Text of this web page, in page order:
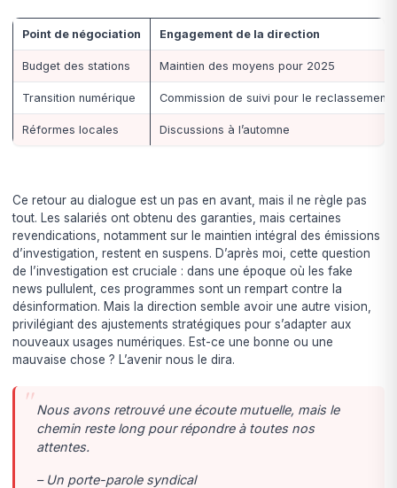
Point de négociation Engagement de la direction
Budget des stations Maintien des moyens pour 2025
Transition numérique Commission de suivi pour le reclassement
Réformes locales Discussions à l’automne
Ce retour au dialogue est un pas en avant, mais il ne règle pas
tout. Les salariés ont obtenu des garanties, mais certaines
revendications, notamment sur le maintien intégral des émissions
d’investigation, restent en suspens. D’après moi, cette question
de l’investigation est cruciale : dans une époque où les fake
news pullulent, ces programmes sont un rempart contre la
désinformation. Mais la direction semble avoir une autre vision,
privilégiant des ajustements stratégiques pour s’adapter aux
nouveaux usages numériques. Est-ce une bonne ou une
mauvaise chose ? L’avenir nous le dira.
Nous avons retrouvé une écoute mutuelle, mais le
chemin reste long pour répondre à toutes nos
attentes.
– Un porte-parole syndical